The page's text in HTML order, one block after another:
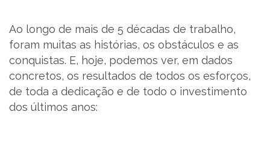
LIVRO DE RECLAMAÇÕES
Ao longo de mais de 5 décadas de trabalho,
foram muitas as histórias, os obstáculos e as
conquistas. E, hoje, podemos ver, em dados
concretos, os resultados de todos os esforços,
de toda a dedicação e de todo o investimento
dos últimos anos: